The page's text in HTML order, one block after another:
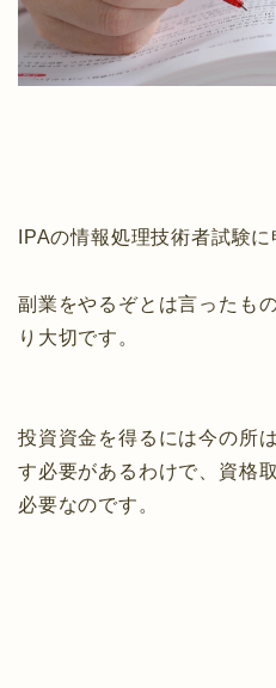
IPAの情報処理技術者試験に
副業をやるぞとは言ったも
り大切です。
投資資金を得るには今の所
す必要があるわけで、資格
必要なのです。